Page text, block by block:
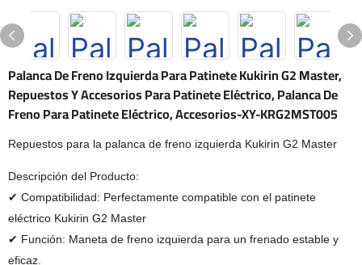
Palanca De Freno Izquierda Para Patinete Kukirin G2 Master,
Repuestos Y Accesorios Para Patinete Eléctrico, Palanca De
Freno Para Patinete Eléctrico, Accesorios-XY-KRG2MST005
Repuestos para la palanca de freno izquierda Kukirin G2 Master
Descripción del Producto:
✔ Compatibilidad: Perfectamente compatible con el patinete
eléctrico Kukirin G2 Master
✔ Función: Maneta de freno izquierda para un frenado estable y
eficaz.